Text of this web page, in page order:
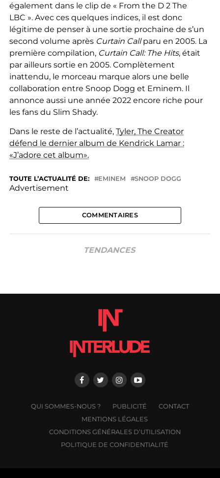
également dans le clip de « From the D 2 The
LBC ». Avec ces quelques indices, il est donc
légitime de penser à une sortie prochaine de s’un
second volume après Curtain Callparu en 2005. La
première compilation, Curtain Call: The Hits, était
par ailleurs sortie en 2005. Complètement
inattendu, le morceau marque alors une belle
collaboration entre Snoop Dogg et Eminem. Il
annonce aussi une année 2022 encore riche pour
les fans du Slim Shady.
Dans le reste de l’actualité, Tyler, The Creator
défend le dernier album de Kendrick Lamar :
«J’adore cet album».
TOUTE L’ACTUALITÉ DE: EMINEM SNOOP DOGG
Advertisement
COMMENTAIRES
TENDANCES
QUI SOMMES-NOUS ? PUBLICITÉ
CONTACT
MENTIONS LÉGALES
CONDITIONS GÉNÉRALES D’UTILISATION
POLITIQUE DE CONFIDENTIALITÉ